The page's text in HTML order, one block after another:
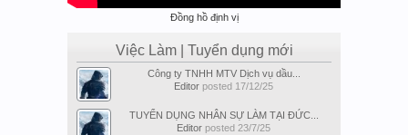
Đồng hồ định vị
Việc Làm | Tuyển dụng mới
Công ty TNHH MTV Dịch vụ dầu...
Editor posted 17/12/25
TUYỂN DỤNG NHÂN SỰ LÀM TẠI ĐỨC...
Editor posted 23/7/25